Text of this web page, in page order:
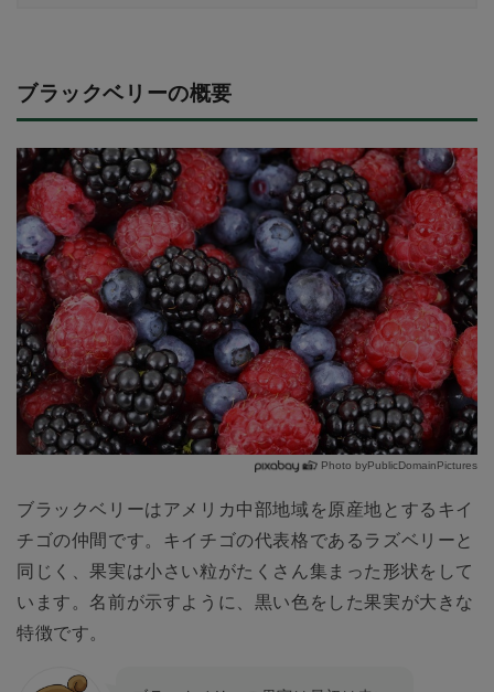
ブラックベリーの概要
Photo byPublicDomainPictures
ブラックベリーはアメリカ中部地域を原産地とするキイ
チゴの仲間です。キイチゴの代表格であるラズベリーと
同じく、果実は小さい粒がたくさん集まった形状をして
います。名前が示すように、黒い色をした果実が大きな
特徴です。